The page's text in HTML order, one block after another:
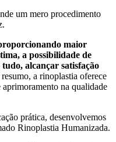
um mero procedimento
maior
a possibilidade de
alcançar satisfação
a rinoplastia oferece
na qualidade
prática, desenvolvemos
Rinoplastia Humanizada.